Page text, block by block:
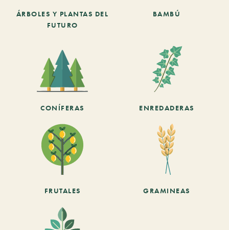
ÁRBOLES Y PLANTAS DEL
FUTURO
BAMBÚ
CONÍFERAS ENREDADERAS
FRUTALES GRAMINEAS